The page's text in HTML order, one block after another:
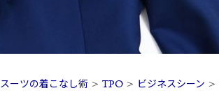
スーツの着こなし術 > TPO > ビジネスシーン >